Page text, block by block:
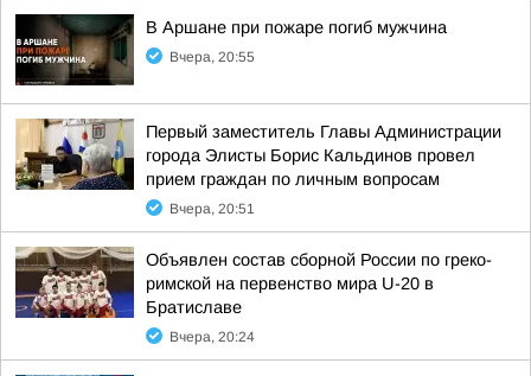
В Аршане при пожаре погиб мужчина
Вчера, 20:55
Первый заместитель Главы Администрации
города Элисты Борис Кальдинов провел
прием граждан по личным вопросам
Вчера, 20:51
Объявлен состав сборной России по греко-
римской на первенство мира U-20 в
Братиславе
Вчера, 20:24